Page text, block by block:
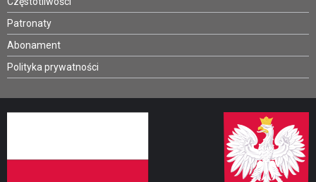
Patronaty
Abonament
Polityka prywatności